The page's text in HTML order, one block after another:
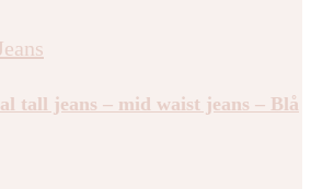
Jeans
tall jeans – mid waist jeans – Blå